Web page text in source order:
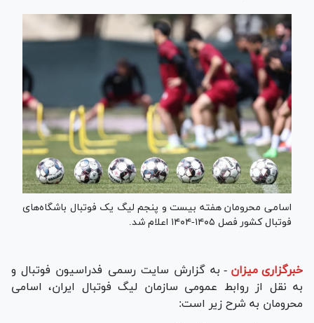
اسامی محرومان هفته بیست و پنجم لیگ یک فوتبال باشگاه‌های
فوتبال کشور فصل ۱۴۰۵-۱۴۰۴ اعلام شد.
خبرگزاری میزان - به گزارش سایت رسمی فدراسیون فوتبال و
به نقل از روابط عمومی سازمان لیگ فوتبال ایران، اسامی
محرومان به شرح زیر است: